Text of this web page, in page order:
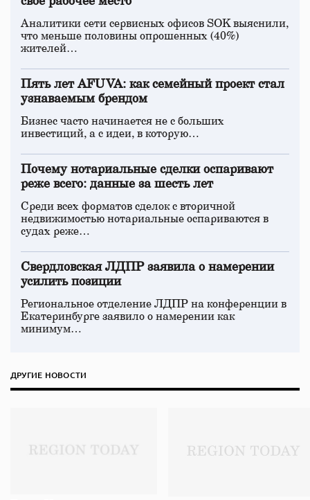
Аналитики сети сервисных офисов SOK выяснили,
что меньше половины опрошенных (40%)
жителей…
Пять лет AFUVA: как семейный проект стал
узнаваемым брендом
Бизнес часто начинается не с больших
инвестиций, а с идеи, в которую…
Почему нотариальные сделки оспаривают
реже всего: данные за шесть лет
Среди всех форматов сделок с вторичной
недвижимостью нотариальные оспариваются в
судах реже…
Свердловская ЛДПР заявила о намерении
усилить позиции
Региональное отделение ЛДПР на конференции в
Екатеринбурге заявило о намерении как
минимум…
ДРУГИЕ НОВОСТИ